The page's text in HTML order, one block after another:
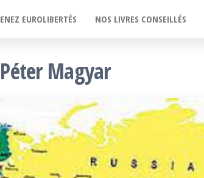
EUROLIBERTÉS NOS LIVRES CONSEILLÉS
Péter Magyar